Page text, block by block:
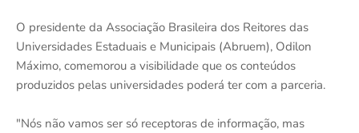
O presidente da Associação Brasileira dos Reitores das
Universidades Estaduais e Municipais (Abruem), Odilon
Máximo, comemorou a visibilidade que os conteúdos
produzidos pelas universidades poderá ter com a parceria.
"Nós não vamos ser só receptoras de informação, mas